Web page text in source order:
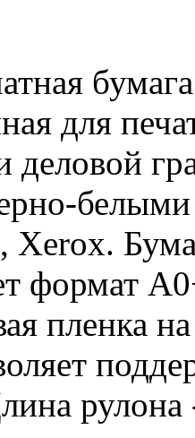
для
деловой
Xerox.
формат
пленка